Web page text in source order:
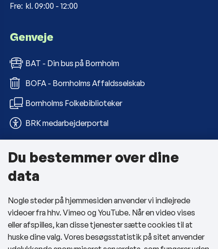
Fre: kl. 09:00 - 12:00
Genveje
BAT - Din bus på Bornholm
BOFA - Bornholms Affaldsselskab
Bornholms Folkebiblioteker
BRK medarbejderportal
Om kommunen
Kontakt os
Telefon- og åbningstider
Tilgængelighedserklæring
Privatlivspolitik
Du bestemmer over dine
data
Nogle steder på hjemmesiden anvender vi indlejrede
videoer fra hhv. Vimeo og YouTube. Når en video vises
eller afspilles, kan disse tjenester sætte cookies til at
huske dine valg. Vores besøgsstatistik på sitet anvender